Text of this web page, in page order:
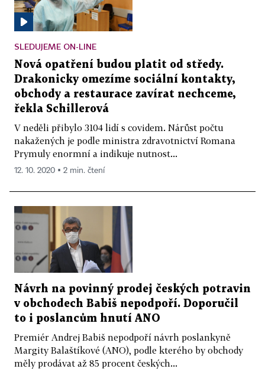
SLEDUJEME ON-LINE
Nová opatření budou platit od středy.
Drakonicky omezíme sociální kontakty,
obchody a restaurace zavírat nechceme,
řekla Schillerová
V neděli přibylo 3104 lidí s covidem. Nárůst počtu
nakažených je podle ministra zdravotnictví Romana
Prymuly enormní a indikuje nutnost...
12. 10. 2020 ▪ 2 min. čtení
Návrh na povinný prodej českých potravin
v obchodech Babiš nepodpoří. Doporučil
to i poslancům hnutí ANO
Premiér Andrej Babiš nepodpoří návrh poslankyně
Margity Balaštíkové (ANO), podle kterého by obchody
měly prodávat až 85 procent českých...